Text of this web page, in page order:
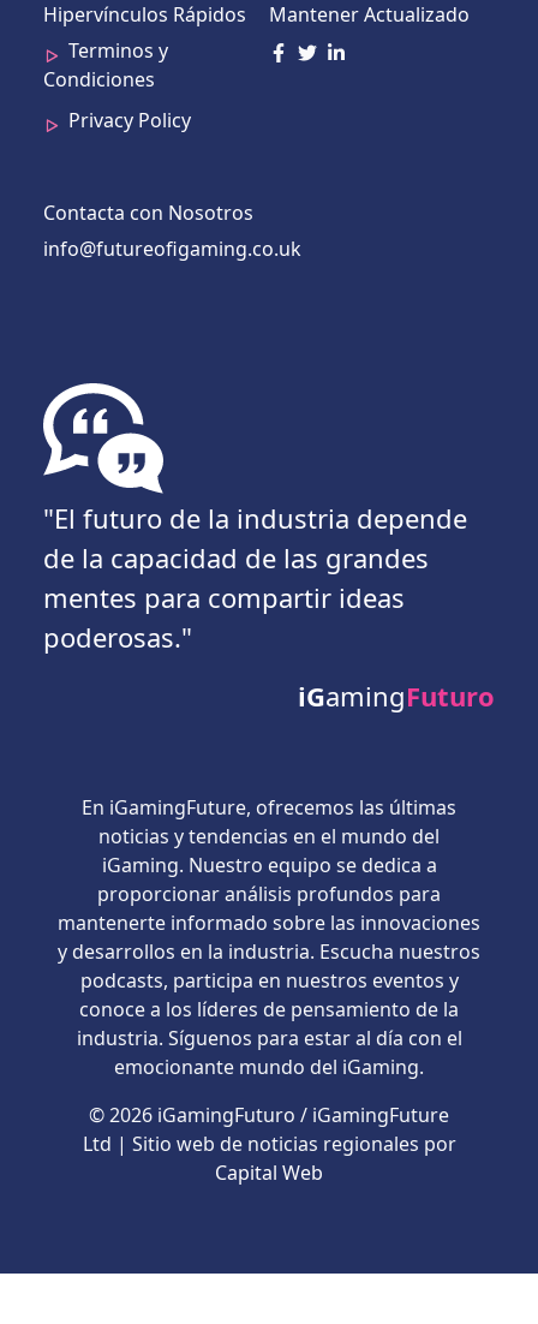
Hipervínculos Rápidos
Terminos y
Condiciones
Privacy Policy
Mantener Actualizado
Contacta con Nosotros
info@futureofigaming.co.uk
"El futuro de la industria depende
de la capacidad de las grandes
mentes para compartir ideas
poderosas."
iGamingFuturo
En iGamingFuture, ofrecemos las últimas
noticias y tendencias en el mundo del
iGaming. Nuestro equipo se dedica a
proporcionar análisis profundos para
mantenerte informado sobre las innovaciones
y desarrollos en la industria. Escucha nuestros
podcasts, participa en nuestros eventos y
conoce a los líderes de pensamiento de la
industria. Síguenos para estar al día con el
emocionante mundo del iGaming.
© 2026 iGamingFuturo / iGamingFuture
Ltd | Sitio web de noticias regionales por
Capital Web